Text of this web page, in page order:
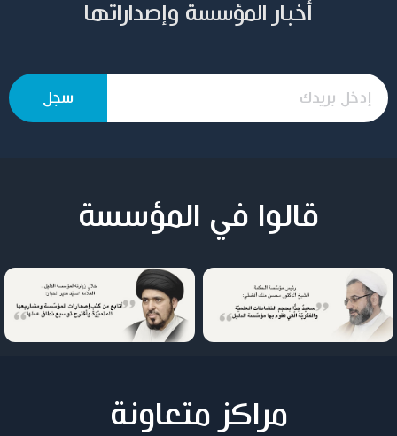
أخبار المؤسسة وإصداراتها
قالوا في المؤسسة
مراكز متعاونة